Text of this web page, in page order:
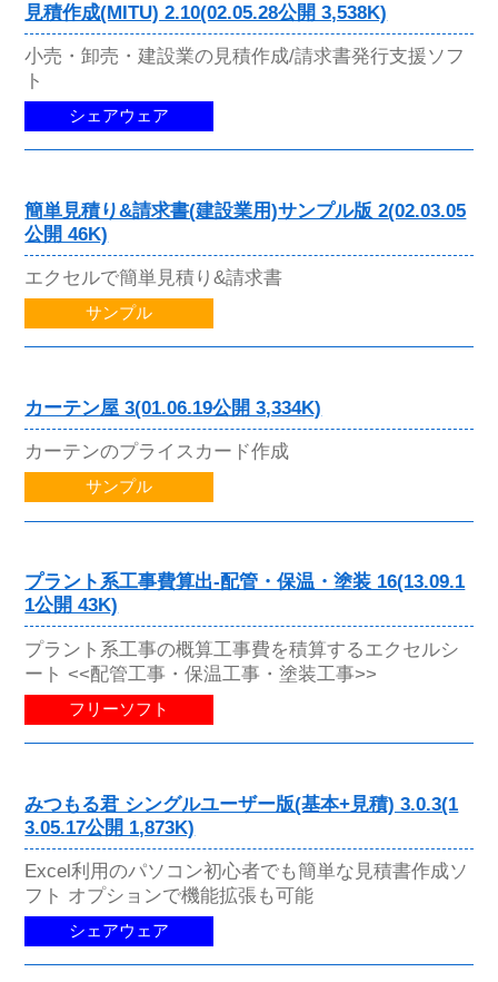
見積作成(MITU) 2.10(02.05.28公開 3,538K)
小売・卸売・建設業の見積作成/請求書発行支援ソフ
ト
シェアウェア
簡単見積り&請求書(建設業用)サンプル版 2(02.03.05
公開 46K)
エクセルで簡単見積り&請求書
サンプル
カーテン屋 3(01.06.19公開 3,334K)
カーテンのプライスカード作成
サンプル
プラント系工事費算出-配管・保温・塗装 16(13.09.1
1公開 43K)
プラント系工事の概算工事費を積算するエクセルシ
ート <<配管工事・保温工事・塗装工事>>
フリーソフト
みつもる君 シングルユーザー版(基本+見積) 3.0.3(1
3.05.17公開 1,873K)
Excel利用のパソコン初心者でも簡単な見積書作成ソ
フト オプションで機能拡張も可能
シェアウェア